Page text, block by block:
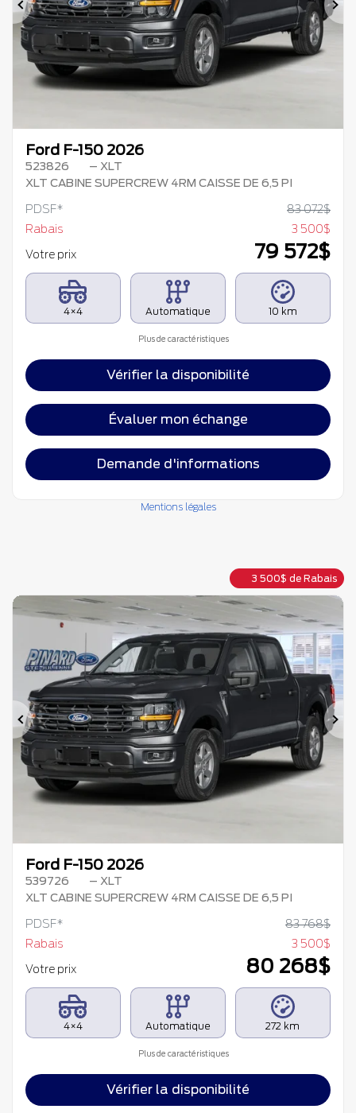
Précédent
Ford F-150 2026
523826
– XLT
XLT CABINE SUPERCREW 4RM CAISSE DE 6,5 PI
PDSF* 83 072$
Rabais
3 500$
Votre prix
79 572$
4×4 Automatique 10 km
Plus de caractéristiques
Vérifier la disponibilité
Évaluer mon échange
Demande d'informations
Mentions légales
3 500$ de Rabais
Précédent
Ford F-150 2026
539726
– XLT
XLT CABINE SUPERCREW 4RM CAISSE DE 6,5 PI
PDSF* 83 768$
Rabais
3 500$
Votre prix
80 268$
4×4 Automatique 272 km
Plus de caractéristiques
Vérifier la disponibilité